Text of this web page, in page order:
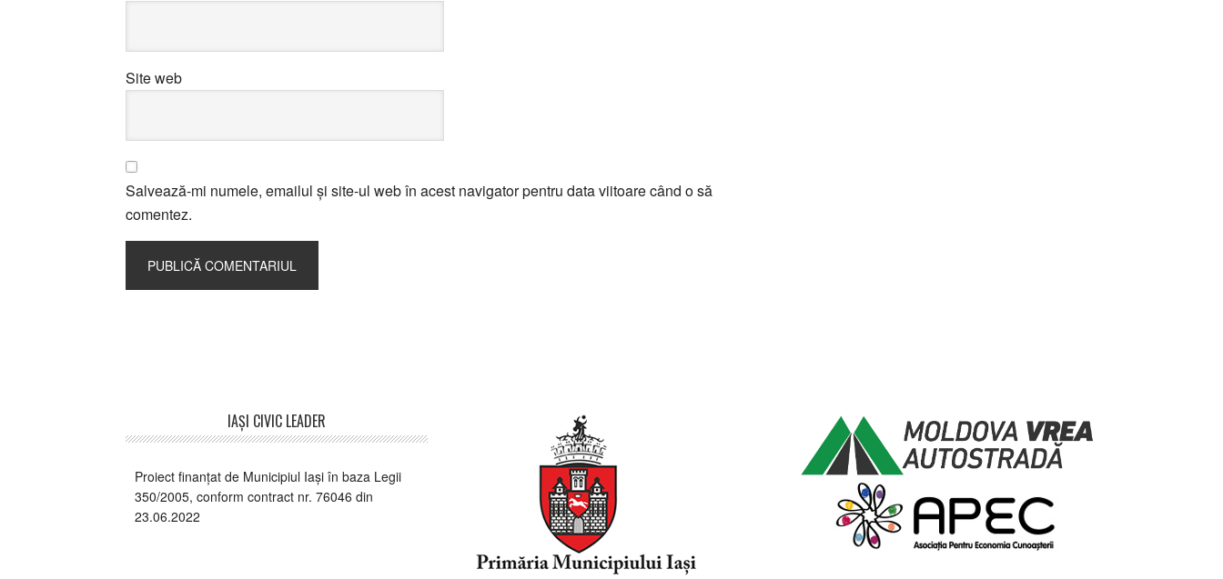
Site web
Salvează-mi numele, emailul și site-ul web în acest navigator pentru data viitoare când o să
comentez.
IAŞI CIVIC LEADER
Proiect finanțat de Municipiul Iași în baza Legii
350/2005, conform contract nr. 76046 din
23.06.2022